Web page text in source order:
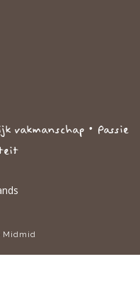
vakmanschap • Passie
Midmid